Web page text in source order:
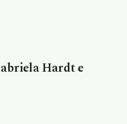
Hardt e